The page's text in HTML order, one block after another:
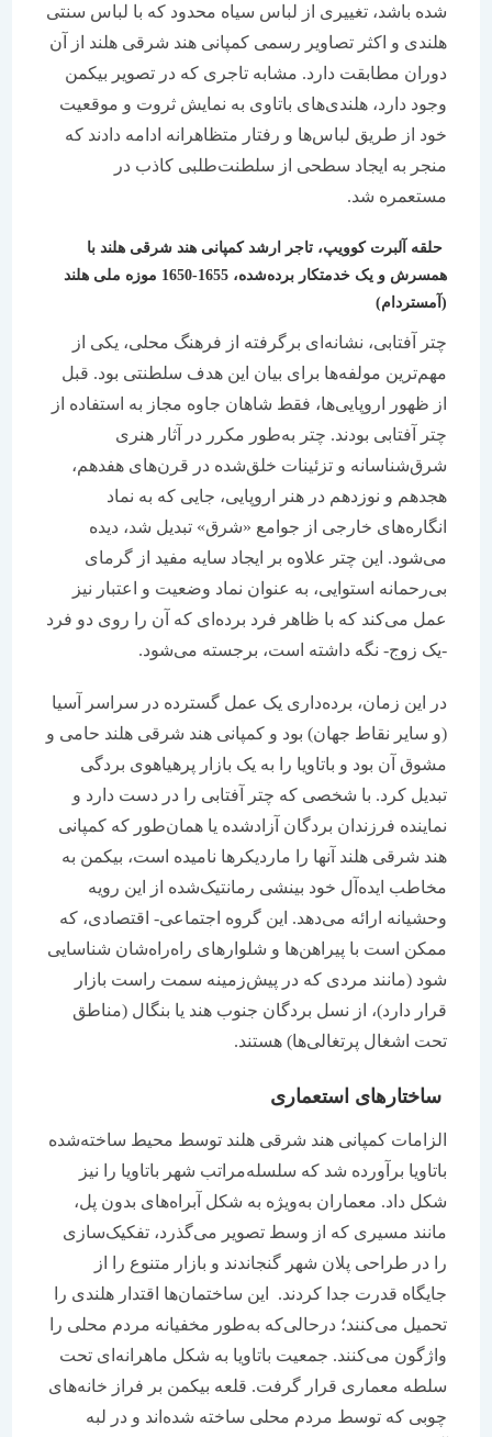
شده باشد، تغییری از لباس سیاه محدود که با لباس سنتی
هلندی و اکثر تصاویر رسمی کمپانی هند شرقی هلند از آن
دوران مطابقت دارد. مشابه تاجری که در تصویر بیکمن
وجود دارد، هلندی‌های باتاوی به نمایش ثروت و موقعیت
خود از طریق لباس‌‌ها و رفتار متظاهرانه ادامه دادند که
منجر به ایجاد سطحی از سلطنت‌طلبی کاذب در
مستعمره شد.
حلقه آلبرت کوویپ، تاجر ارشد کمپانی هند شرقی هلند با
همسرش و یک خدمتکار برده‌شده، 1655-1650 موزه ملی هلند
(آمستردام)
چتر آفتابی، نشانه‌ای برگرفته از فرهنگ محلی، یکی از
مهم‌ترین مولفه‌ها برای بیان این هدف سلطنتی بود. قبل
از ظهور اروپایی‌ها، فقط شاهان جاوه مجاز به استفاده از
چتر آفتابی بودند. چتر به‌طور مکرر در آثار هنری
شرق‌شناسانه و تزئینات خلق‌شده در قرن‌های هفدهم،
هجدهم و نوزدهم در هنر اروپایی، جایی که به نماد
انگاره‌های خارجی از جوامع «شرق» تبدیل شد، دیده
می‌شود. این چتر علاوه بر ایجاد سایه مفید از گرمای
بی‌رحمانه استوایی، به عنوان نماد وضعیت و اعتبار نیز
عمل می‌کند که با ظاهر فرد برده‌ای که آن را روی دو فرد
-یک زوج- نگه داشته است، برجسته می‌شود.
در این زمان، برده‌داری یک عمل گسترده در سراسر آسیا
(و سایر نقاط جهان) بود و کمپانی هند شرقی هلند حامی و
مشوق آن بود و باتاویا را به یک بازار پرهیاهوی بردگی
تبدیل کرد. با شخصی که چتر آفتابی را در دست دارد و
نماینده فرزندان بردگان آزادشده یا همان‌طور که کمپانی
هند شرقی هلند آنها را ماردیکرها نامیده است، بیکمن به
مخاطب ایده‌آل خود بینشی رمانتیک‌شده از این رویه
وحشیانه ارائه می‌دهد. این گروه اجتماعی- اقتصادی، که
ممکن است با پیراهن‌ها و شلوارهای راه‌راه‌شان شناسایی
شود (مانند مردی که در پیش‌زمینه سمت راست بازار
قرار دارد)، از نسل بردگان جنوب هند یا بنگال (مناطق
تحت اشغال پرتغالی‌ها) هستند.
ساختارهای استعماری
الزامات کمپانی هند شرقی هلند توسط محیط ساخته‌شده
باتاویا برآورده شد که سلسله‌مراتب شهر باتاویا را نیز
شکل داد. معماران به‌ویژه به شکل آبراه‌های بدون پل،
مانند مسیری که از وسط تصویر می‌گذرد، تفکیک‌سازی
را در طراحی پلان شهر گنجاندند و بازار متنوع را از
جایگاه قدرت جدا کردند. این ساختمان‌ها اقتدار هلندی را
تحمیل می‌کنند؛ درحالی‌که به‌طور مخفیانه مردم محلی را
واژگون می‌کنند. جمعیت باتاویا به شکل ماهرانه‌ای تحت
سلطه معماری قرار گرفت. قلعه بیکمن بر فراز خانه‌های
چوبی که توسط مردم محلی ساخته شده‌اند و در لبه